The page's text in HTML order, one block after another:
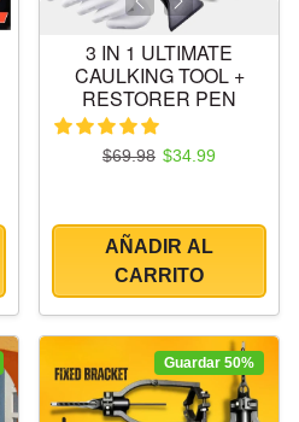
3 IN 1 ULTIMATE
CAULKING TOOL +
RESTORER PEN
Precio regular
$69.98 Precio de oferta
$34.99
AÑADIR AL
CARRITO
Guardar 50%